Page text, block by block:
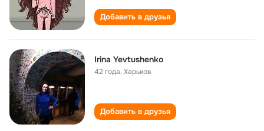
Добавить в друзья
Irina Yevtushenko
42 года,Харьков
Добавить в друзья